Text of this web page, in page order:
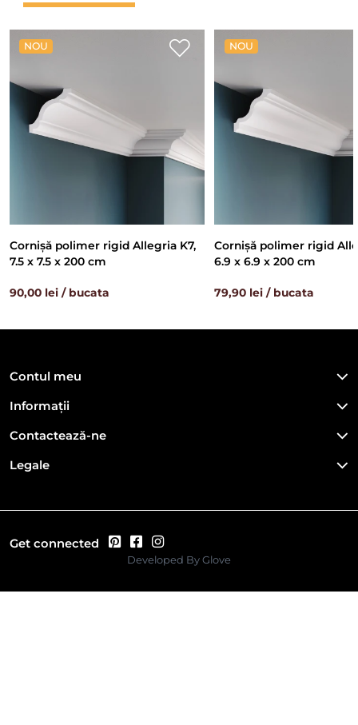
NOU
Cornișă polimer rigid Allegria K7,
7.5 x 7.5 x 200 cm
90,00 lei / bucata
NOU
Cornișă polimer rigid
6.9 x 6.9 x 200 cm
79,90 lei / bucata
Contul meu
Informații
Contactează-ne
Legale
Get connected
Developed By Glove